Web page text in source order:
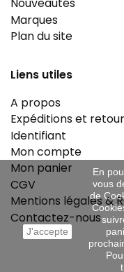
Nouveautés
Marques
Plan du site
Liens utiles
A propos
Expéditions et retour
Identifiant
Mon compte
Mon panier
CGV
Mentions légales &
Contactez-nous
J'accepte
En
vous
de